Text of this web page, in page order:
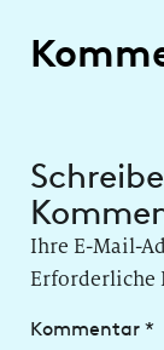
Ihre E-Mail-
Erforderliche
Kommentar *